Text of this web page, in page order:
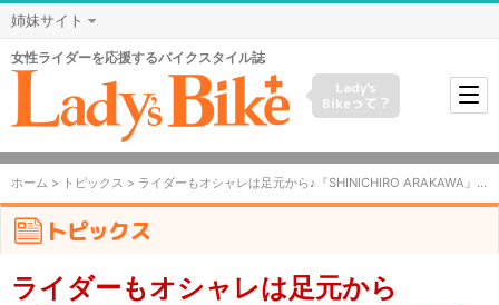
姉妹サイト
女性ライダーを応援するバイクスタイル誌
Lady's
Bikeって？
ホーム > トピックス > ライダーもオシャレは足元から♪『SHINICHIRO ARAKAWA』のハイカットスニーカーをご紹介
トピックス
ライダーもオシャレは足元から